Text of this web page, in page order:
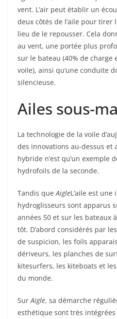
vent. L’air peut établir un
deux côtés de l’aile pour tirer
lieu de le repousser. Cela
au vent, une portée plus
sur le bateau (40% de charge
voile), ainsi qu’une conduite
silencieuse.
Ailes sous-
La technologie de la voile
des innovations au-dessus et
hybride n’est qu’un exemple
hydrofoils de la seconde.
Tandis queAigleL’aile est
hydroglisseurs sont apparus
années 50 et sur les bateaux
tôt. D’abord considérés par
de suspicion, les foils
dériveurs, les planches de
kitesurfers, les kiteboats et
du monde.
SurAigle, sa démarche
esthétique sont très